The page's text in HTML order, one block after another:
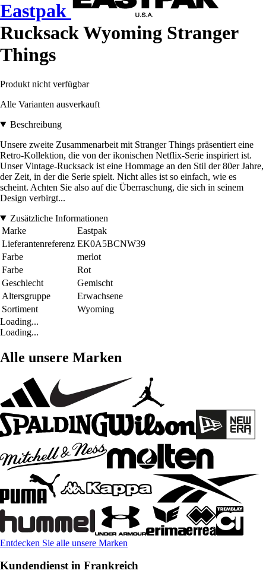
Eastpak
Rucksack Wyoming Stranger
Things
Produkt nicht verfügbar
Alle Varianten ausverkauft
Beschreibung
Unsere zweite Zusammenarbeit mit Stranger Things präsentiert eine
Retro-Kollektion, die von der ikonischen Netflix-Serie inspiriert ist.
Unser Vintage-Rucksack ist eine Hommage an den Stil der 80er Jahre,
der Zeit, in der die Serie spielt. Nicht alles ist so einfach, wie es
scheint. Achten Sie also auf die Überraschung, die sich in seinem
Design verbirgt...
Zusätzliche Informationen
Marke
Eastpak
Lieferantenreferenz EK0A5BCNW39
Farbe
merlot
Farbe
Rot
Geschlecht
Gemischt
Altersgruppe
Erwachsene
Sortiment
Wyoming
Loading...
Loading...
Alle unsere Marken
Entdecken Sie alle unsere Marken
Kundendienst in Frankreich